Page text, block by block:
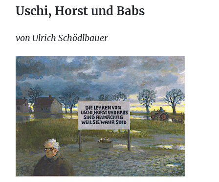
Uschi, Horst und Babs
von Ulrich Schödlbauer